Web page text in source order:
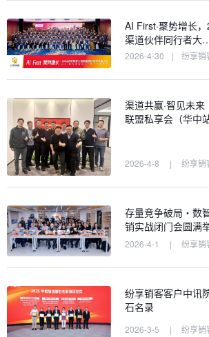
AI First·聚势增长
渠道伙伴同行者大
2026-4-30 | 纷享销
渠道共赢·智见未
联盟私享会（华中
2026-4-8 | 纷享销
存量竞争破局・数
销实战闭门会圆满
2026-4-1 | 纷享销
纷享销客客户中讯
石名录
2026-3-5 | 纷享销